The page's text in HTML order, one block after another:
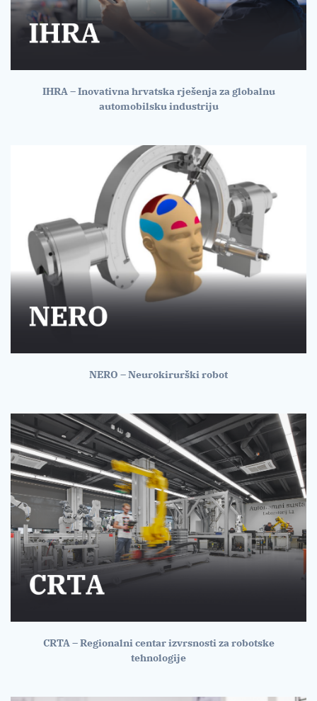
IHRA – Inovativna hrvatska rješenja za globalnu
automobilsku industriju
NERO – Neurokirurški robot
CRTA – Regionalni centar izvrsnosti za robotske
tehnologije